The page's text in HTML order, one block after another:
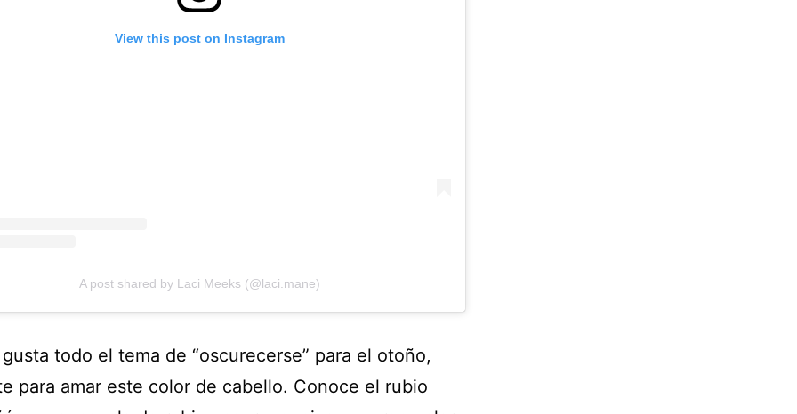
View this post on Instagram
A post shared by Laci Meeks (@laci.mane)
todo el tema de “oscurecerse” para el otoño,
para amar este color de cabello. Conoce el rubio